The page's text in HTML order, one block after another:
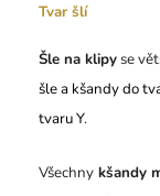
Tvar šlí
Šle na klipyse
šle a kšandy do
tvaru Y.
Všechny kšandy